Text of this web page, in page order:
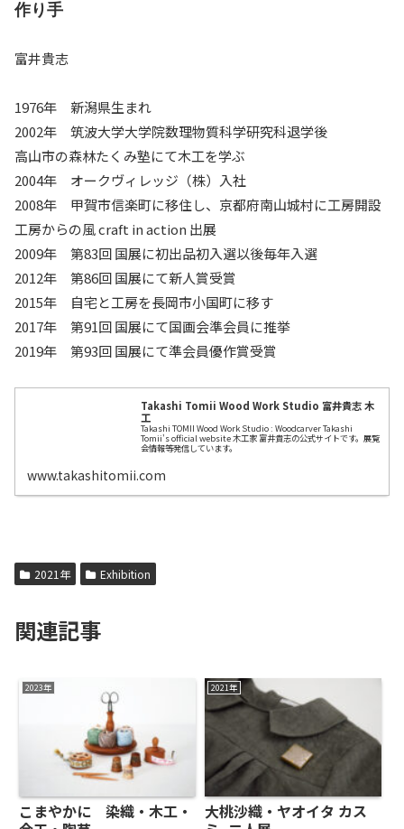
作り手
富井貴志
1976年 新潟県生まれ
2002年 筑波大学大学院数理物質科学研究科退学後
高山市の森林たくみ塾にて木工を学ぶ
2004年 オークヴィレッジ（株）入社
2008年 甲賀市信楽町に移住し、京都府南山城村に工房開設
工房からの風 craft in action 出展
2009年 第83回 国展に初出品初入選以後毎年入選
2012年 第86回 国展にて新人賞受賞
2015年 自宅と工房を長岡市小国町に移す
2017年 第91回 国展にて国画会準会員に推挙
2019年 第93回 国展にて準会員優作賞受賞
Takashi Tomii Wood Work Studio 富井貴志 木
工
Takashi TOMII Wood Work Studio : Woodcarver Takashi
Tomii's official website 木工家 富井貴志の公式サイトです。展覧
会情報等発信しています。
www.takashitomii.com
2021年 Exhibition
関連記事
2023年
こまやかに 染織・木工・
2021年
大桃沙織・ヤオイタ カス